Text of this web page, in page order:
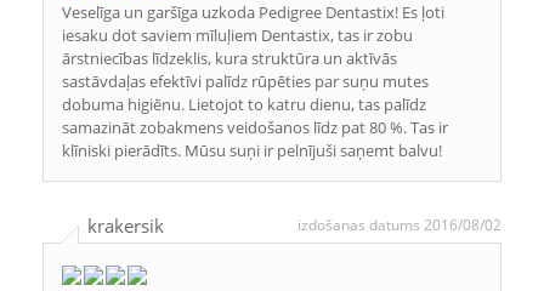
Veselīga un garšīga uzkoda Pedigree Dentastix! Es ļoti
iesaku dot saviem mīluļiem Dentastix, tas ir zobu
ārstniecības līdzeklis, kura struktūra un aktīvās
sastāvdaļas efektīvi palīdz rūpēties par suņu mutes
dobuma higiēnu. Lietojot to katru dienu, tas palīdz
samazināt zobakmens veidošanos līdz pat 80 %. Tas ir
klīniski pierādīts. Mūsu suņi ir pelnījuši saņemt balvu!
krakersik izdošanas datums 2016/08/02